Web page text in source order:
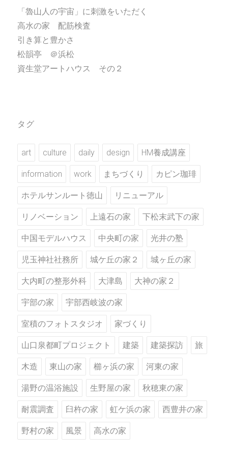
「魯山人の宇宙」に刺激をいただく
高水の家 配筋検査
引き算と豊かさ
松韻亭 ＠浜松
資生堂アートハウス その２
タグ
art culture daily design HM養成講座
information work まちづくり カピン珈琲
ホテルサンルート徳山 リニューアル
リノベーション 上遠石の家 下松末武下の家
中国モデルハウス 中央町の家 光井の塾
児玉神社社務所 城ケ丘の家２ 城ヶ丘の家
大内町の整形外科 大津島 大神の家２
宇部の家 宇部西岐波の家
室積のフォトスタジオ 家づくり
山口泉都町プロジェクト 建築 建築探訪 旅
木造 東山の家 櫛ヶ浜の家 河東の家
湯野の温浴施設 生野屋の家 秋穂東の家
耐震調査 臼杵の家 虹ケ浜の家 西豊井の家
野村の家 風景 高水の家